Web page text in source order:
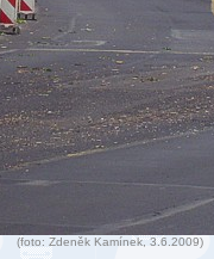
(foto: Zdeněk Kamínek, 3.6.2009)